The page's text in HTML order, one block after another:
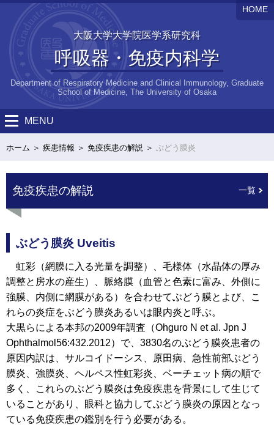
大阪大学大学院医学系研究科
呼吸器・免疫内科学
Department of Respiratory Medicine and Clinical Immunology, Graduate
School of Medicine, The University of Osaka
HOME
MENU
ホーム 疾患情報 免疫疾患の解説 ぶどう膜炎
免疫疾患の解説 一覧
ぶどう膜炎 Uveitis
虹彩（網膜に入る光量を調整）、毛様体（水晶体の厚み
調整と房水の産生）、脈絡膜（血管と色素に富み、外側に
強膜、内側に網膜がある）を合わせてぶどう膜とよび、こ
れらの炎症をぶどう膜炎あるいは眼内炎と呼ぶ。
大黒らによる本邦の2009年調査（Ohguro N et al. Jpn J
Ophthalmol56:432.2012）で、3830名のぶどう膜炎患者の
原因内訳は、サルコイドーシス、原田病、急性前部ぶどう
膜炎、強膜炎、ヘルペス性虹彩炎、ベーチェット病の順で
多く、これらのぶどう膜炎は免疫疾患を背景にして生じて
いることがあり、眼科と協力してぶどう膜炎の原因となっ
ている免疫疾患の鑑別を行う必要がある。